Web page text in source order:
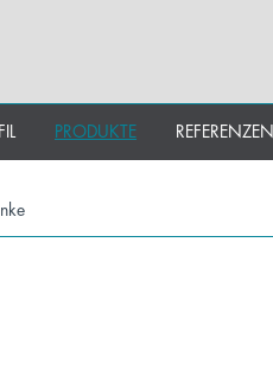
PRODUKTE REFERENZEN